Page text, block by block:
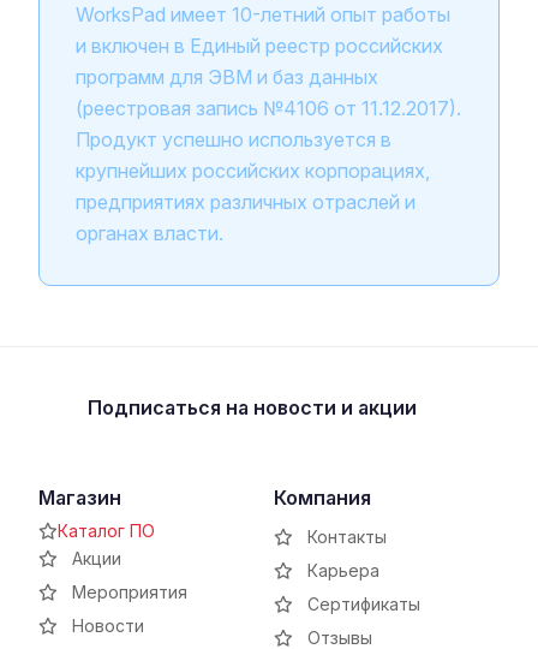
WorksPad имеет 10-летний опыт работы
и включен в Единый реестр российских
программ для ЭВМ и баз данных
(реестровая запись №4106 от 11.12.2017).
Продукт успешно используется в
крупнейших российских корпорациях,
предприятиях различных отраслей и
органах власти.
Подписаться на новости и акции
Магазин
Каталог ПО
Акции
Мероприятия
Новости
Компания
Контакты
Карьера
Сертификаты
Отзывы